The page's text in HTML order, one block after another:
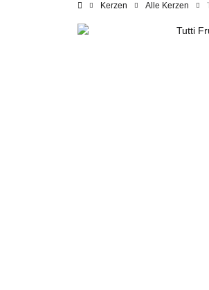
Kerzen Alle Kerzen